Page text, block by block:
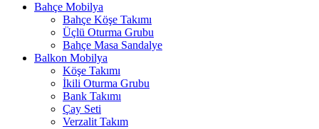
Bahçe Mobilya
Bahçe Köşe Takımı
Üçlü Oturma Grubu
Bahçe Masa Sandalye
Balkon Mobilya
Köşe Takımı
İkili Oturma Grubu
Bank Takımı
Çay Seti
Verzalit Takım